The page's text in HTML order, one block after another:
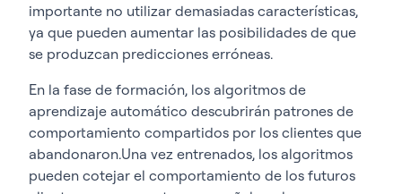
importante no utilizar demasiadas características,
ya que pueden aumentar las posibilidades de que
se produzcan predicciones erróneas.
En la fase de formación, los algoritmos de
aprendizaje automático descubrirán patrones de
comportamiento compartidos por los clientes que
abandonaron.Una vez entrenados, los algoritmos
pueden cotejar el comportamiento de los futuros